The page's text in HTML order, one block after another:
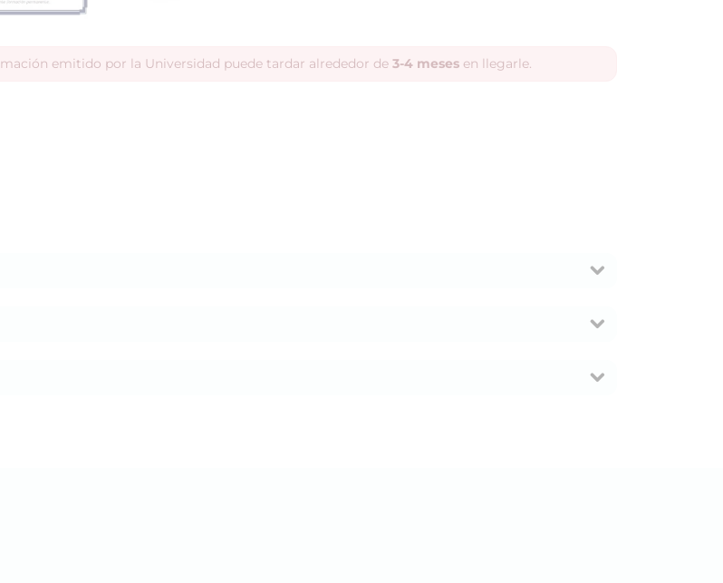
emitido por la Universidad puede tardar alrededor de 3-4 mesesen llegarle.